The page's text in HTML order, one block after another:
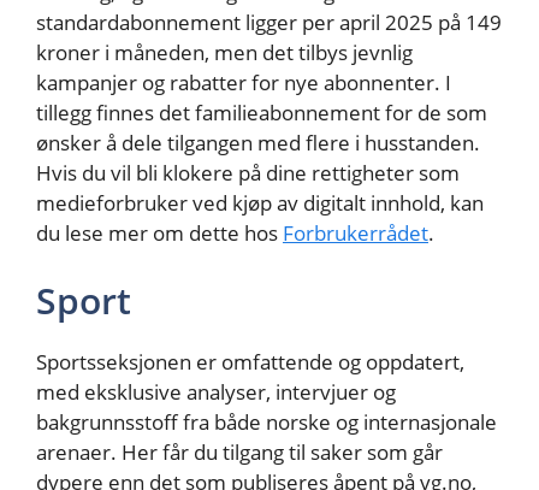
standardabonnement ligger per april 2025 på 149
kroner i måneden, men det tilbys jevnlig
kampanjer og rabatter for nye abonnenter. I
tillegg finnes det familieabonnement for de som
ønsker å dele tilgangen med flere i husstanden.
Hvis du vil bli klokere på dine rettigheter som
medieforbruker ved kjøp av digitalt innhold, kan
du lese mer om dette hos Forbrukerrådet.
Sport
Sportsseksjonen er omfattende og oppdatert,
med eksklusive analyser, intervjuer og
bakgrunnsstoff fra både norske og internasjonale
arenaer. Her får du tilgang til saker som går
dypere enn det som publiseres åpent på vg.no,